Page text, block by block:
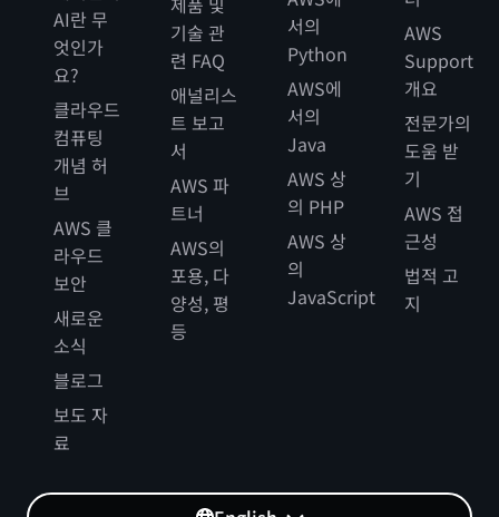
AI란 무
엇인가
요?
클라우드
컴퓨팅
개념 허
브
AWS 클
라우드
보안
새로운
소식
블로그
보도 자
료
기술 관
련 FAQ
애널리스
트 보고
서
AWS 파
트너
AWS의
포용, 다
양성, 평
등
서의
Python
AWS에
서의
Java
AWS 상
의 PHP
AWS 상
의
JavaScript
AWS
Support
개요
전문가의
도움 받
기
AWS 접
근성
법적 고
지